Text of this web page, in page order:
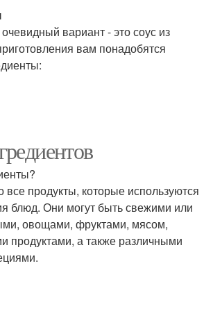
вариант - это соус из
вам понадобятся
все продукты, которые используются
блюд. Они могут быть свежими или
овощами, фруктами, мясом,
продуктами, а также различными